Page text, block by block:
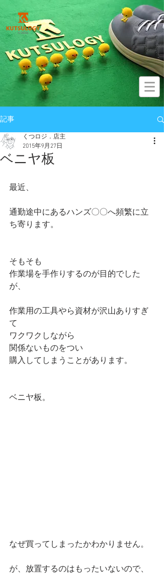
記事
ベニヤ板
くつロジ．店主
2015年9月27日
最近、
通勤途中にあるハンズ〇〇へ頻繁に立
ち寄ります。
そもそも
作業場を手作りするのが目的でした
が、
作業用の工具やら資材が沢山ありすぎ
て
ワクワクしながら
関係ないものをつい
購入してしまうことがあります。
ベニヤ板。
なぜ買ってしまったかわかりません。
が、放置するのはもったいないので、